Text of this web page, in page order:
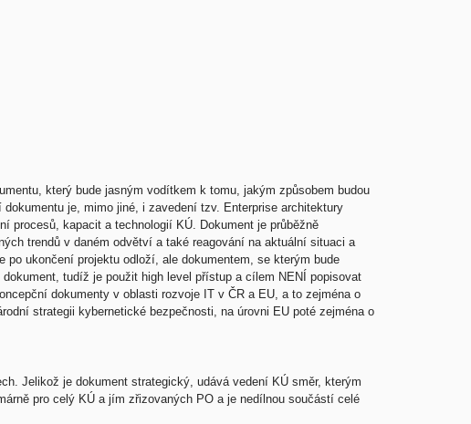
který bude jasným vodítkem k tomu, jakým způsobem budou
je, mimo jiné, i zavedení tzv. Enterprise architektury
procesů, kapacit a technologií KÚ. Dokument je průběžně
trendů v daném odvětví a také reagování na aktuální situaci a
ukončení projektu odloží, ale dokumentem, se kterým bude
tudíž je použit high level přístup a cílem NENÍ popisovat
dokumenty v oblasti rozvoje IT v ČR a EU, a to zejména o
strategii kybernetické bezpečnosti, na úrovni EU poté zejména o
Jelikož je dokument strategický, udává vedení KÚ směr, kterým
pro celý KÚ a jím zřizovaných PO a je nedílnou součástí celé